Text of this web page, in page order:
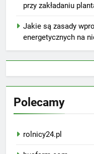
przy zakładaniu
Jakie są zasady
energetycznych na
Polecamy
rolnicy24.pl